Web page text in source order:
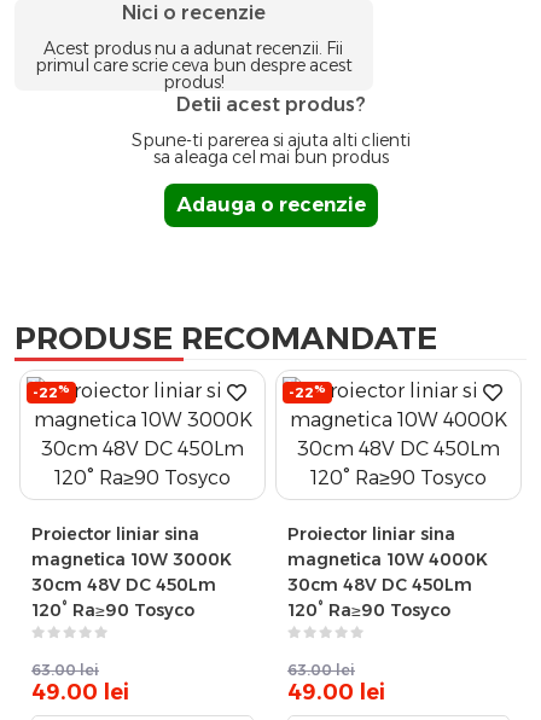
Nici o recenzie
Acest produs nu a adunat recenzii. Fii
primul care scrie ceva bun despre acest
produs!
Detii acest produs?
Spune-ti parerea si ajuta alti clienti
sa aleaga cel mai bun produs
Adauga o recenzie
PRODUSE RECOMANDATE
-22%
Proiector liniar sina
magnetica 10W 3000K
30cm 48V DC 450Lm
120° Ra≥90 Tosyco
63.00 lei
49.00 lei
-22%
Proiector liniar sina
magnetica 10W 4000K
30cm 48V DC 450Lm
120° Ra≥90 Tosyco
63.00 lei
49.00 lei